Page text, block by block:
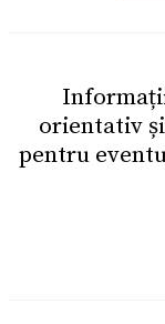
orientativ
pentru